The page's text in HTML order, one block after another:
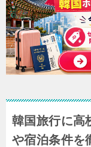
韓国旅行に高
や宿泊条件を